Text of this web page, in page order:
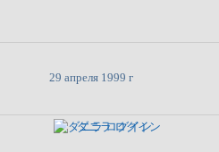
29 апреля 1999 г
ダニラ ログイン